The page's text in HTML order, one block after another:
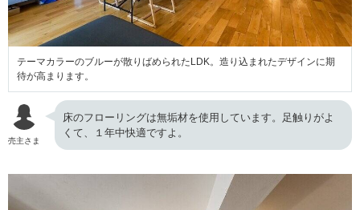
テーマカラーのブルーが散りばめられたLDK。造り込まれたデザインに期
待が高まります。
売主さま
床のフローリングは無垢材を使用しています。足触りがよ
くて、１年中快適ですよ。